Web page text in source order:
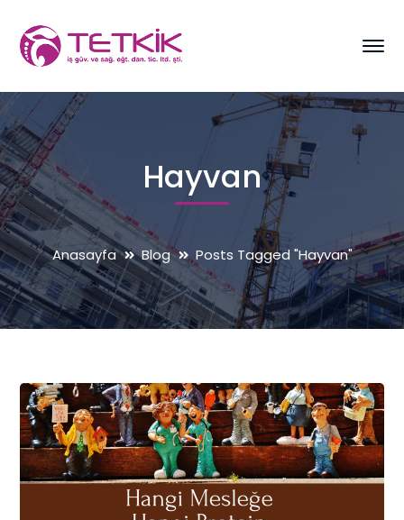
Hayvan
Anasayfa Blog Posts Tagged "Hayvan"